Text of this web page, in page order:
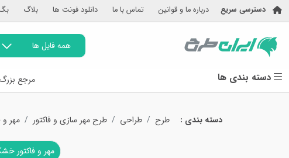
دسترسی سریع درباره ما و قوانین تماس با ما دانلود فونت ها بلاگ
همه فایل ها
دسته بندی ها مرجع
دسته بندی : طرح طراحی طرح مهر سازی و فاکتور مهر
مهر و فاکتور